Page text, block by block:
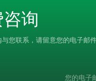
询
您联系，请留意您的电子邮件